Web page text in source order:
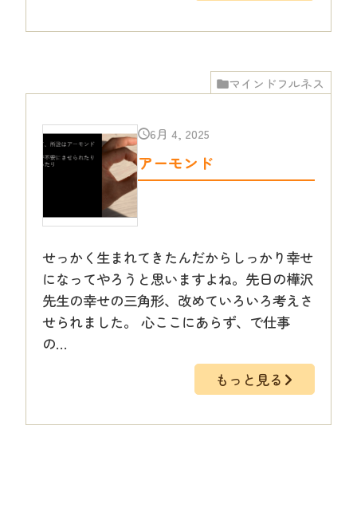
マインドフルネス
6月 4, 2025
アーモンド
せっかく生まれてきたんだからしっかり幸せ
になってやろうと思いますよね。先日の樺沢
先生の幸せの三角形、改めていろいろ考えさ
せられました。 心ここにあらず、で仕事
の…
もっと見る